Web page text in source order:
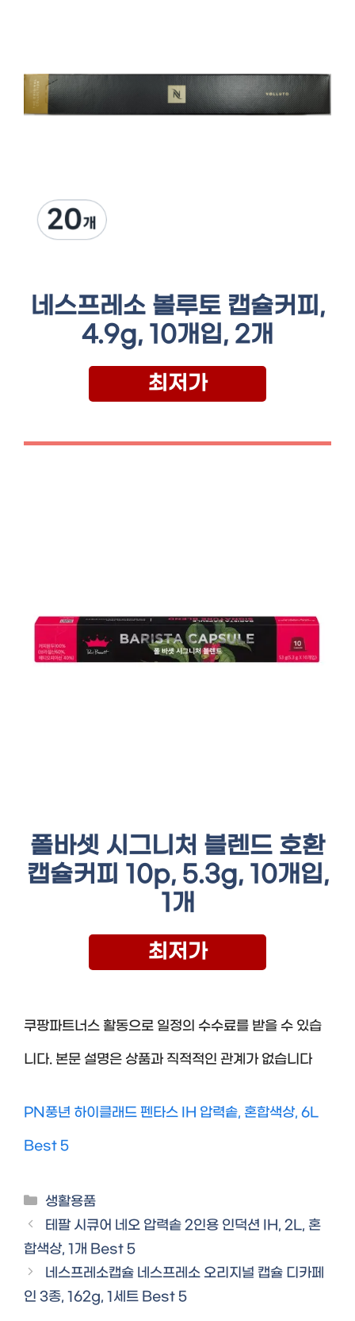
네스프레소 볼루토 캡슐커피,
4.9g, 10개입, 2개
최저가
폴바셋 시그니처 블렌드 호환
캡슐커피 10p, 5.3g, 10개입,
1개
최저가
쿠팡파트너스 활동으로 일정의 수수료를 받을 수 있습
니다. 본문 설명은 상품과 직적적인 관계가 없습니다
PN풍년 하이클래드 펜타스 IH 압력솥, 혼합색상, 6L
Best 5
Categories
생활용품
테팔 시큐어 네오 압력솥 2인용 인덕션 IH, 2L, 혼
합색상, 1개 Best 5
네스프레소캡슐 네스프레소 오리지널 캡슐 디카페
인 3종, 162g, 1세트 Best 5